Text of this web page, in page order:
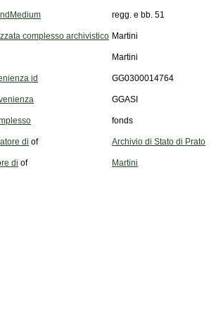
regg. e bb. 51
complesso archivistico Martini
Martini
id GG0300014764
GGASI
fonds
di of Archivio di Stato di Prato
di of Martini